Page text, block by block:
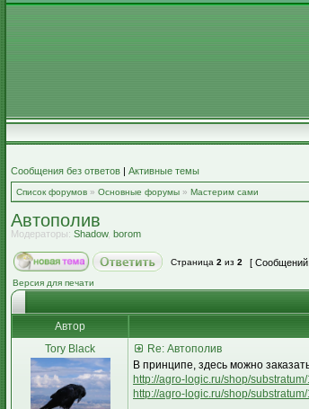
Сообщения без ответов | Активные темы
Список форумов » Основные форумы » Мастерим сами
Автополив
Модераторы: Shadow, borom
Страница 2 из 2 [
Версия для печати
Автор
Tory Black
Re: Автополив
В принципе, здесь можно
http://agro-logic.ru/shop/
http://agro-logic.ru/shop/